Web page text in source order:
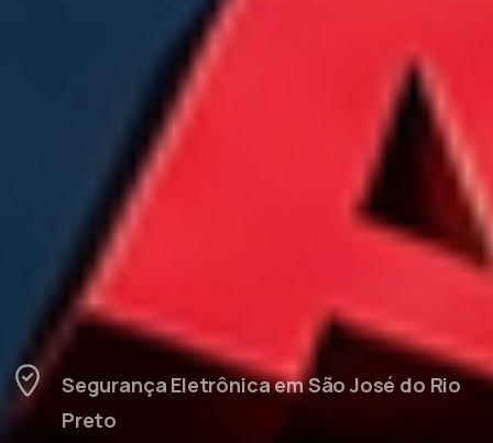
Segurança Eletrônica em São José do Rio
Preto